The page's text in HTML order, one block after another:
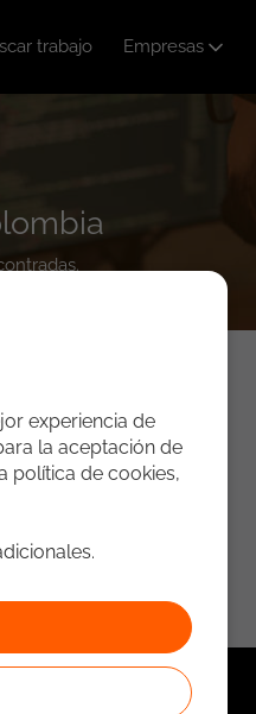
trabajo Empresas
experiencia de
la aceptación de
política de cookies,